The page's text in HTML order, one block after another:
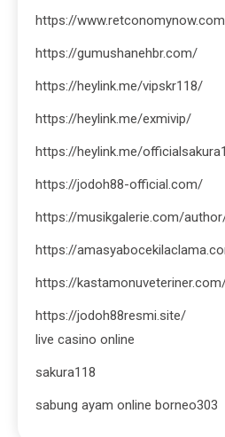
https://
https://gumushanehbr.com/
https://heylink.me/vipskr118/
https://heylink.me/exmivip/
https://heylink.me/
https://jodoh88-official.com/
https://musikgalerie.com/
https://
https://
https://jodoh88resmi.site/
live casino online
sakura118
sabung ayam online borneo303